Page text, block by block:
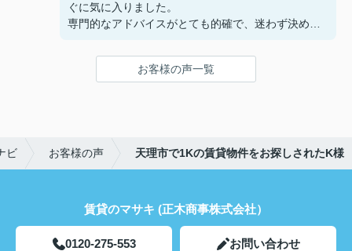
ぐに気に入りました。
専門的なアドバイスがとても的確で、迷わず決める
鍵の受け取りのときに、また元気(o・・o)/~お店に
お客様の声一覧
ビ お客様の声 天理市で1Kの賃貸物件をお探しされたK様
賃貸のマサキ (正木商事株式会社）
0120-275-553 お問い合わせ